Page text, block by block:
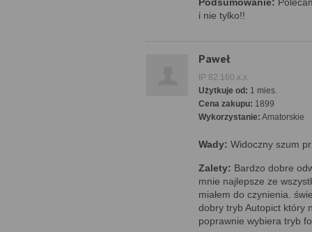
i nie tylko!!
Paweł
IP 82.160.x.x
Użytkuje od: 1 mies.
Cena zakupu: 1899
Wykorzystanie: Amatorskie
Wady: Widoczny szum
Zalety: Bardzo dobre
mnie najlepsze ze
miałem do czynienia.
dobry tryb Autopict który
poprawnie wybiera tryb